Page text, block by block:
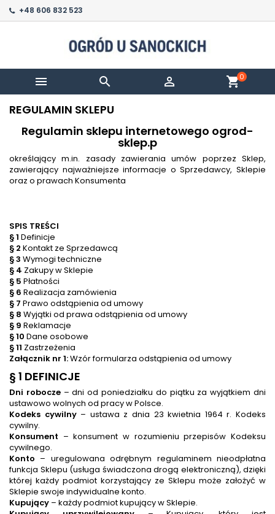
+48 606 832 523
   shopping_cart0
REGULAMIN SKLEPU
Regulamin sklepu internetowego ogrod-
sklep.p
określający m.in. zasady zawierania umów poprzez Sklep,
zawierający najważniejsze informacje o Sprzedawcy, Sklepie
oraz o prawach Konsumenta
SPIS TREŚCI
§ 1 Definicje
§ 2 Kontakt ze Sprzedawcą
§ 3 Wymogi techniczne
§ 4 Zakupy w Sklepie
§ 5 Płatności
§ 6 Realizacja zamówienia
§ 7 Prawo odstąpienia od umowy
§ 8 Wyjątki od prawa odstąpienia od umowy
§ 9 Reklamacje
§ 10 Dane osobowe
§ 11 Zastrzeżenia
Załącznik nr 1:Wzór formularza odstąpienia od umowy
§ 1 DEFINICJE
Dni robocze– dni od poniedziałku do piątku za wyjątkiem dni
ustawowo wolnych od pracy w Polsce.
Kodeks cywilny– ustawa z dnia 23 kwietnia 1964 r. Kodeks
cywilny.
Konsument – konsument w rozumieniu przepisów Kodeksu
cywilnego.
Konto – uregulowana odrębnym regulaminem nieodpłatna
funkcja Sklepu (usługa świadczona drogą elektroniczną), dzięki
której każdy podmiot korzystający ze Sklepu może założyć w
Sklepie swoje indywidualne konto.
Kupujący – każdy podmiot kupujący w Sklepie.